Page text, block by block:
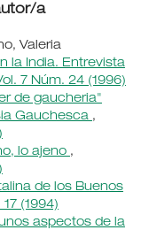
a
Valeria
la India. Entrevista
7 Núm. 24 (1996)
de gaucheria"
Gauchesca ,
lo ajeno ,
de los Buenos
(1994)
aspectos de la